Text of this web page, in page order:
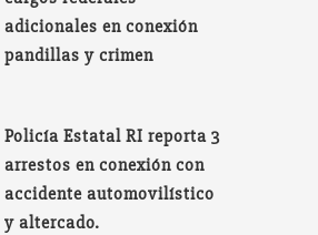
adicionales en conexión
pandillas y crimen
Policía Estatal RI reporta 3
arrestos en conexión con
accidente automovilístico
y altercado.